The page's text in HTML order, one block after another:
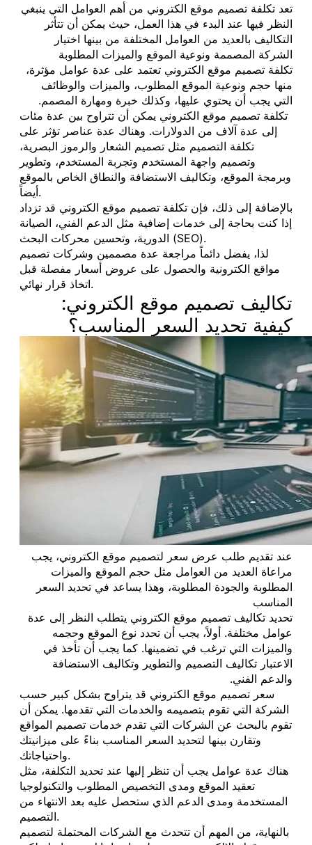
تعد تكلفة تصميم موقع الكتروني من أهم العوامل التي ينبغي
النظر فيها عند البدء في هذا العمل، حيث يمكن أن تتأثر
التكاليف بالعديد من العوامل المختلفة من بينها اختيار
الشركة المصممة ونوعية الموقع والميزات المطلوبة
تكلفة تصميم موقع الكتروني تعتمد على عدة عوامل مؤثرة،
منها حجم ونوعية الموقع المطلوب، والميزات والوظائف
التي يجب أن يحتوي عليها، وكذلك خبرة ومهارة المصمم.
تكلفة تصميم موقع الكتروني يمكن أن تتراوح بين عدة مئات
إلى عدة آلاف من الدولارات. وهناك عدة عناصر تؤثر على
تكلفة التصميم مثل تصميم الشعار والرموز البصرية،
وتصميم واجهة المستخدم وتجربة المستخدم، وتطوير
وبرمجة الموقع، وتكاليف الاستضافة والنطاق الخاص بالموقع
أيضاً.
بالإضافة إلى ذلك، فإن تكلفة تصميم موقع الكتروني قد تزداد
إذا كنت بحاجة إلى خدمات إضافية مثل الدعم الفني، الصيانة
الدورية، وتحسين محركات البحث (SEO).
لذا، يفضل دائماً مراجعة عدة مصممين وشركات تصميم
مواقع الكترونية والحصول على عروض أسعار مفصلة قبل
اتخاذ قرار نهائي.
تكاليف تصميم موقع الكتروني:
كيفية تحديد السعر المناسب؟
عند تقديم طلب عرض سعر لتصميم موقع الكتروني، يجب
مراعاة العديد من العوامل مثل حجم الموقع والميزات
المطلوبة والجودة المطلوبة، وهذا يساعد في تحديد السعر
المناسب
تحديد تكاليف تصميم موقع الكتروني يتطلب النظر إلى عدة
عوامل مختلفة. أولاً، يجب أن تحدد نوع الموقع وحجمه
والميزات التي ترغب في تضمينها. كما يجب أن تأخذ في
الاعتبار تكاليف التصميم والتطوير وتكاليف الاستضافة
والدعم الفني.
سعر تصميم موقع الكتروني قد يتراوح بشكل كبير حسب
الشركة التي تقوم بتصميمه والخدمات التي تقدمها. يمكن أن
تقوم بالبحث عن الشركات التي تقدم خدمات تصميم المواقع
وتقارن بينها لتحديد السعر المناسب بناءً على ميزانيتك
واحتياجاتك.
هناك عدة عوامل يجب أن تنظر إليها عند تحديد التكلفة، مثل
تعقيد الموقع ومدى التخصيص المطلوب والتكنولوجيا
المستخدمة ومدى الدعم الذي ستحصل عليه بعد الانتهاء من
التصميم.
بالنهاية، من المهم أن تتحدث مع الشركات المحتملة لتصميم